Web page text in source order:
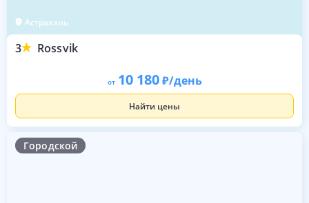
Астрахань
3 Rossvik
от 10 180 /день
Найти цены
Городской